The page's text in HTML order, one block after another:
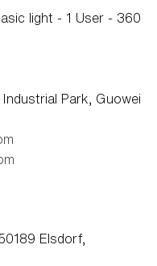
light - 1 User - 360
Industrial Park, Guowei
Elsdorf,